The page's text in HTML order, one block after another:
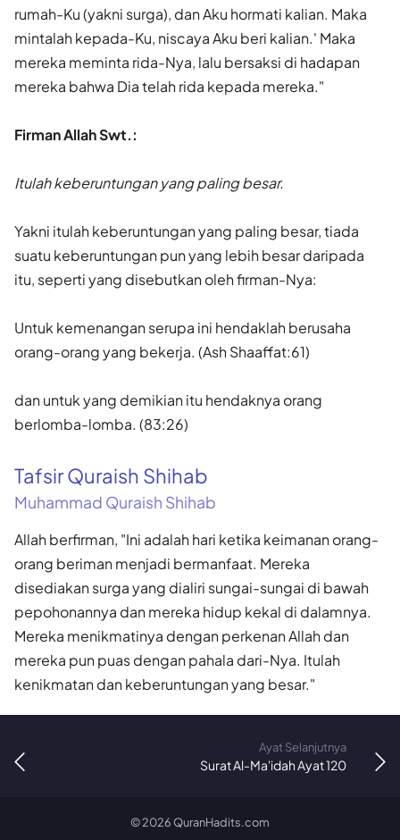
rumah-Ku (yakni surga), dan Aku hormati kalian. Maka
mintalah kepada-Ku, niscaya Aku beri kalian.' Maka
mereka meminta rida-Nya, lalu bersaksi di hadapan
mereka bahwa Dia telah rida kepada mereka."
Firman Allah Swt.:
Itulah keberuntungan yang paling besar.
Yakni itulah keberuntungan yang paling besar, tiada
suatu keberuntungan pun yang lebih besar daripada
itu, seperti yang disebutkan oleh firman-Nya:
Untuk kemenangan serupa ini hendaklah berusaha
orang-orang yang bekerja. (Ash Shaaffat:61)
dan untuk yang demikian itu hendaknya orang
berlomba-lomba. (83:26)
Tafsir Quraish Shihab
Muhammad Quraish Shihab
Allah berfirman, "Ini adalah hari ketika keimanan orang-
orang beriman menjadi bermanfaat. Mereka
disediakan surga yang dialiri sungai-sungai di bawah
pepohonannya dan mereka hidup kekal di dalamnya.
Mereka menikmatinya dengan perkenan Allah dan
mereka pun puas dengan pahala dari-Nya. Itulah
kenikmatan dan keberuntungan yang besar."
Ayat Selanjutnya
Surat Al-Ma'idah Ayat 120
©2026 QuranHadits.com